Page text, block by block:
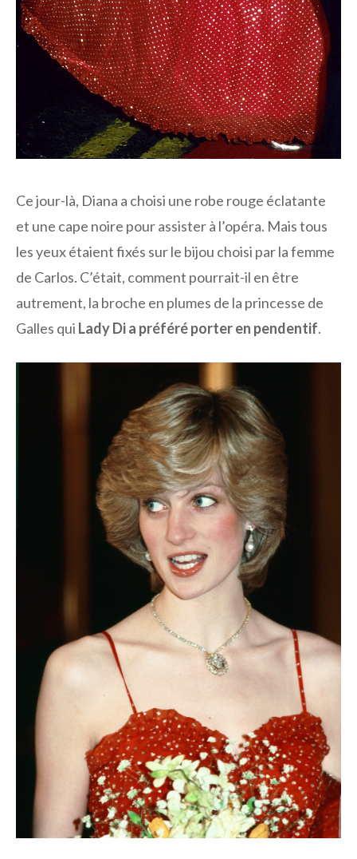
Ce jour-là, Diana a choisi une robe rouge éclatante
et une cape noire pour assister à l’opéra. Mais tous
les yeux étaient fixés sur le bijou choisi par la femme
de Carlos. C’était, comment pourrait-il en être
autrement, la broche en plumes de la princesse de
Galles qui Lady Di a préféré porter en pendentif.